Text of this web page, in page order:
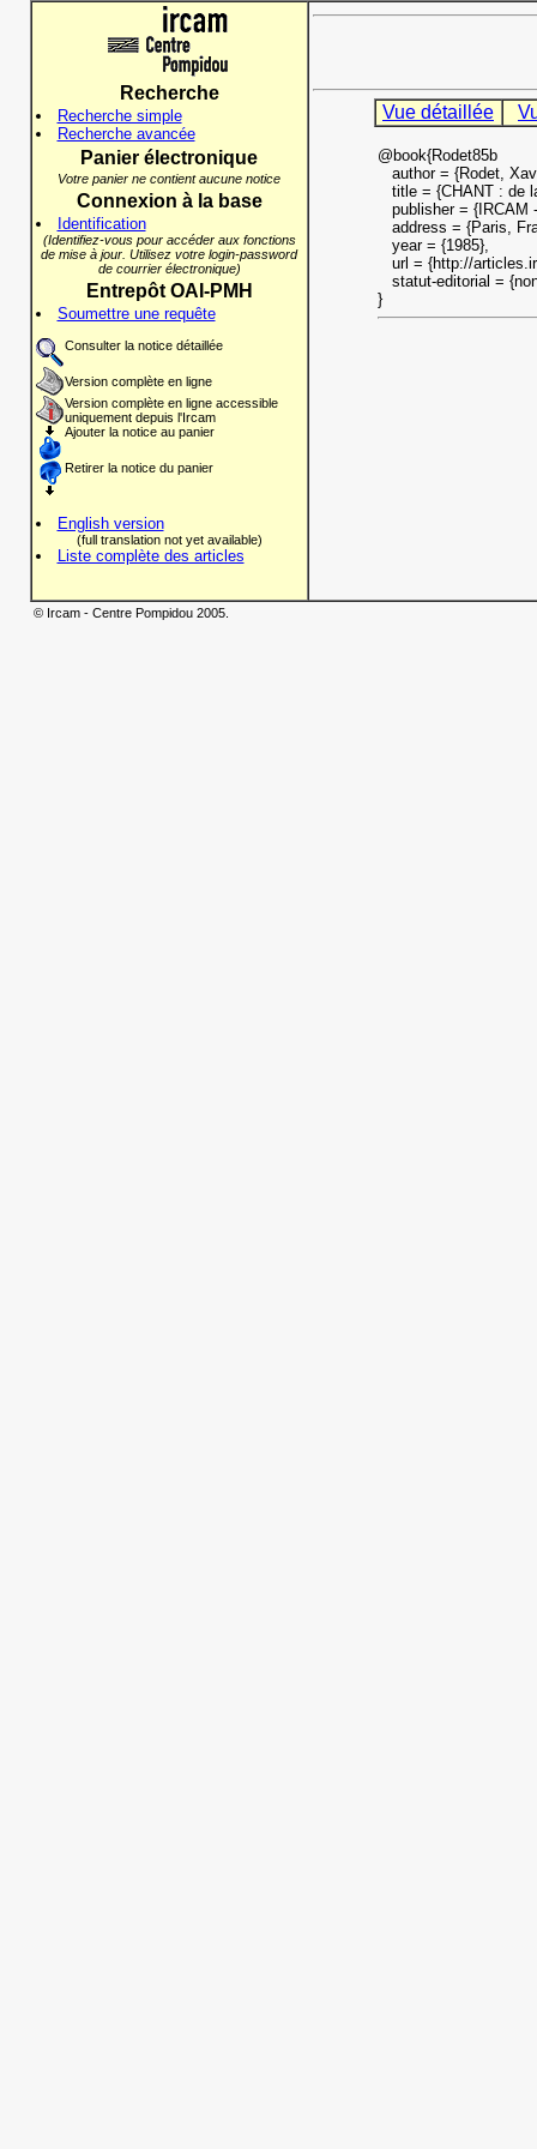
Recherche
Recherche simple
Recherche avancée
Panier électronique
Votre panier ne contient aucune notice
Connexion à la base
Identification
(Identifiez-vous pour accéder aux fonctions
de mise à jour. Utilisez votre login-password
de courrier électronique)
Entrepôt OAI-PMH
Soumettre une requête
Consulter la notice détaillée
Version complète en ligne
Version complète en ligne accessible
uniquement depuis l'Ircam
Ajouter la notice au panier
Retirer la notice du panier
English version
(full translation not yet available)
Liste complète des articles
Vue détaillée
@book{Rodet85b
author = {Rodet,
title = {CHANT : de
publisher = {IRCAM
address = {Paris,
year = {1985},
url = {http://
statut-editorial =
}
© Ircam - Centre Pompidou 2005.